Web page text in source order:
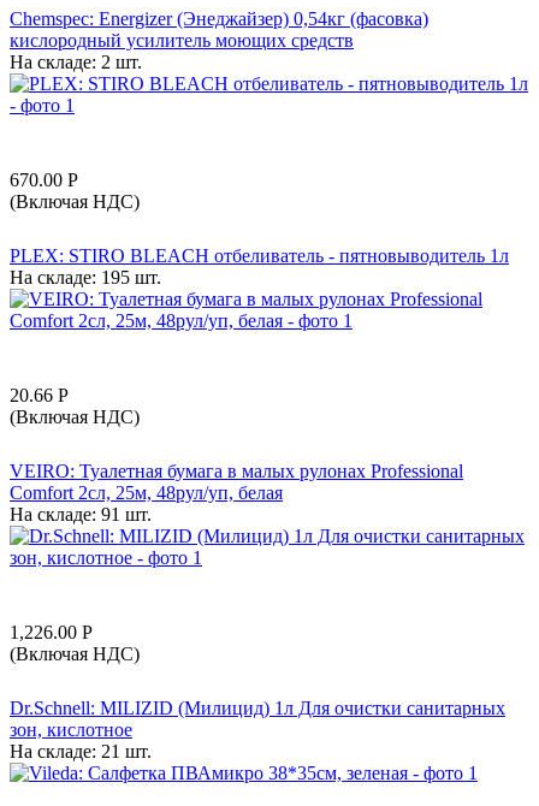
Chemspec: Energizer (Энеджайзер) 0,54кг (фасовка)
кислородный усилитель моющих средств
На складе: 2 шт.
670.00 Р
(Включая НДС)
PLEX: STIRO BLEACH отбеливатель - пятновыводитель 1л
На складе: 195 шт.
20.66 Р
(Включая НДС)
VEIRO: Туалетная бумага в малых рулонах Professional
Comfort 2сл, 25м, 48рул/уп, белая
На складе: 91 шт.
1,226.00 Р
(Включая НДС)
Dr.Schnell: MILIZID (Милицид) 1л Для очистки санитарных
зон, кислотное
На складе: 21 шт.